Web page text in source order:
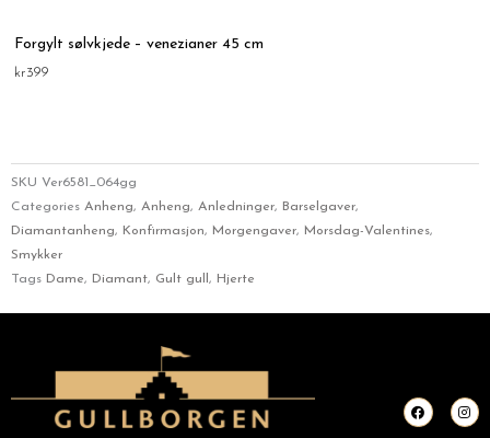
Forgylt sølvkjede – venezianer 45 cm
kr399
SKU Ver6581_064gg
Categories Anheng, Anheng, Anledninger, Barselgaver,
Diamantanheng, Konfirmasjon, Morgengaver, Morsdag-Valentines,
Smykker
Tags Dame, Diamant, Gult gull , Hjerte
F
a
c
I
n
s